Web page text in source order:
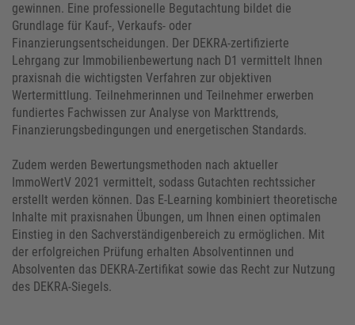
gewinnen. Eine professionelle Begutachtung bildet die
Grundlage für Kauf-, Verkaufs- oder
Finanzierungsentscheidungen. Der DEKRA-zertifizierte
Lehrgang zur Immobilienbewertung nach D1 vermittelt Ihnen
praxisnah die wichtigsten Verfahren zur objektiven
Wertermittlung. Teilnehmerinnen und Teilnehmer erwerben
fundiertes Fachwissen zur Analyse von Markttrends,
Finanzierungsbedingungen und energetischen Standards.
Zudem werden Bewertungsmethoden nach aktueller
ImmoWertV 2021 vermittelt, sodass Gutachten rechtssicher
erstellt werden können. Das E-Learning kombiniert theoretische
Inhalte mit praxisnahen Übungen, um Ihnen einen optimalen
Einstieg in den Sachverständigenbereich zu ermöglichen. Mit
der erfolgreichen Prüfung erhalten Absolventinnen und
Absolventen das DEKRA-Zertifikat sowie das Recht zur Nutzung
des DEKRA-Siegels.